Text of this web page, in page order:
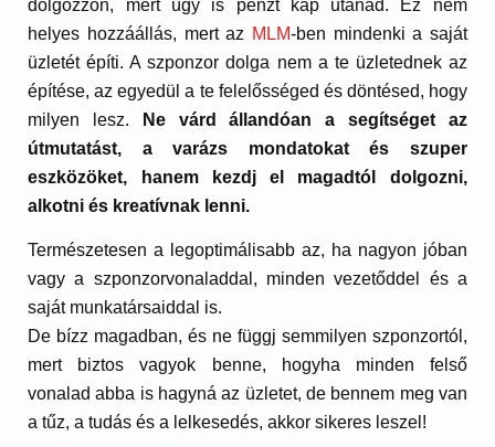
dolgozzon, mert úgy is pénzt kap utánad. Ez nem
helyes hozzáállás, mert az MLM-ben mindenki a saját
üzletét építi. A szponzor dolga nem a te üzletednek az
építése, az egyedül a te felelősséged és döntésed, hogy
milyen lesz.
Ne várd állandóan a segítséget az
útmutatást, a varázs mondatokat és szuper
eszközöket, hanem kezdj el magadtól dolgozni,
alkotni és kreatívnak lenni.
Természetesen a legoptimálisabb az, ha nagyon jóban
vagy a szponzorvonaladdal, minden vezetőddel és a
saját munkatársaiddal is.
De bízz magadban, és ne függj semmilyen szponzortól,
mert biztos vagyok benne, hogyha minden felső
vonalad abba is hagyná az üzletet, de bennem meg van
a tűz, a tudás és a lelkesedés, akkor sikeres leszel!